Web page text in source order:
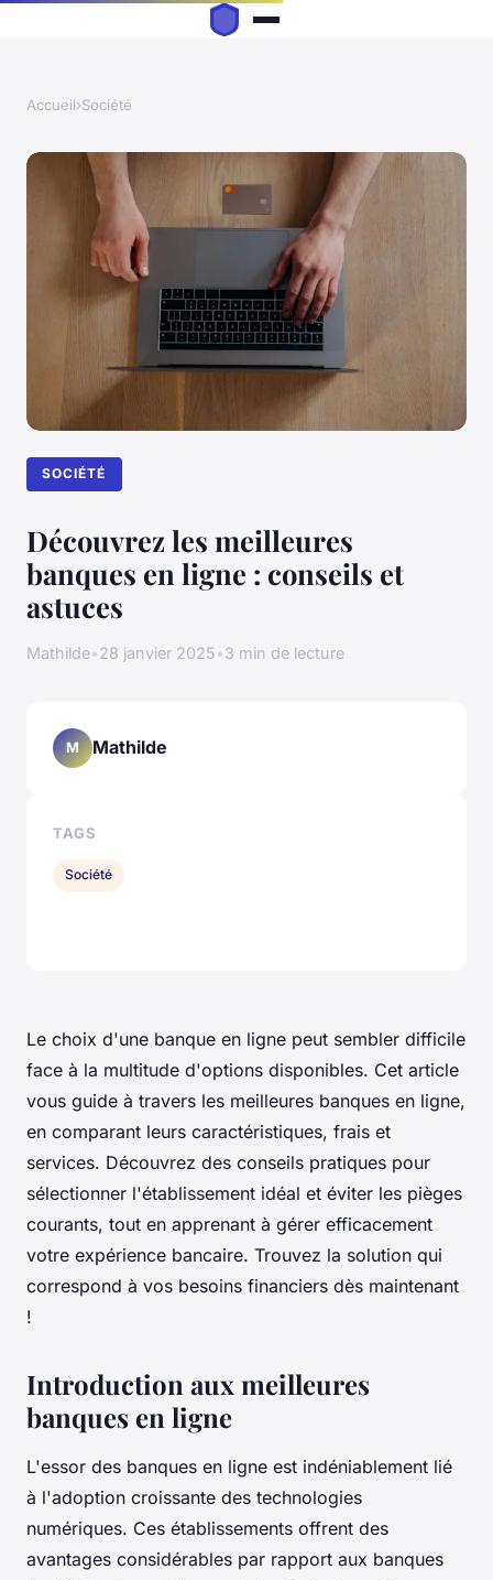
Accueil›Société
SOCIÉTÉ
Découvrez les meilleures
banques en ligne : conseils et
astuces
Mathilde•28 janvier 2025•3 min de lecture
Le choix d'une banque en ligne peut sembler difficile
face à la multitude d'options disponibles. Cet article
vous guide à travers les meilleures banques en ligne,
en comparant leurs caractéristiques, frais et
services. Découvrez des conseils pratiques pour
sélectionner l'établissement idéal et éviter les pièges
courants, tout en apprenant à gérer efficacement
votre expérience bancaire. Trouvez la solution qui
correspond à vos besoins financiers dès maintenant
!
Introduction aux meilleures
banques en ligne
L'essor des banques en ligne est indéniablement lié
à l'adoption croissante des technologies
numériques. Ces établissements offrent des
avantages considérables par rapport aux banques
M Mathilde
TAGS
Société